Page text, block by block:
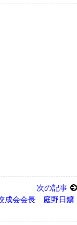
次の記事
成会会長 庭野日鑛